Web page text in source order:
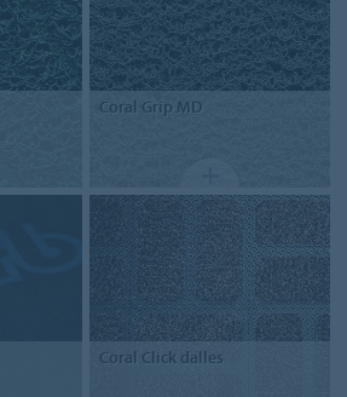
Coral Grip MD
Coral Click dalles